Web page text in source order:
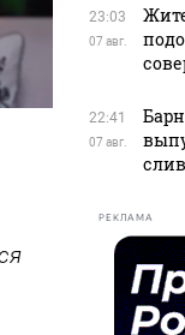
23:03
07 авг.
22:41
07 авг.
РЕКЛАМА